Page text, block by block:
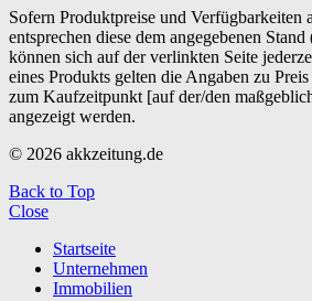
Sofern Produktpreise und Verfügbarkeiten
entsprechen diese dem angegebenen
können sich auf der verlinkten Seite
eines Produkts gelten die Angaben zu
zum Kaufzeitpunkt [auf der/den
angezeigt werden.
© 2026 akkzeitung.de
Back to Top
Close
Startseite
Unternehmen
Immobilien